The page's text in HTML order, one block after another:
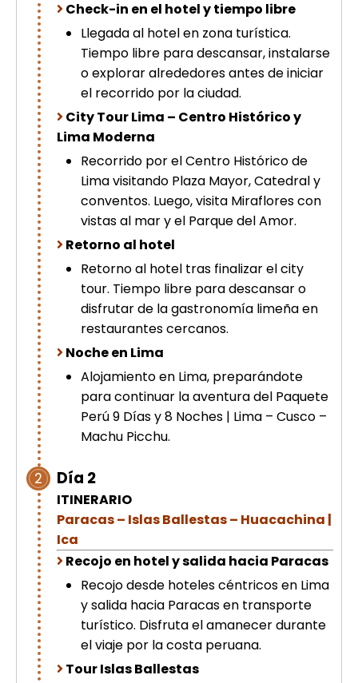
picchu
Tour de lujo Cusco 8 dias
Machupicchu + Hotel 4*
Tour Tiahuanaco desde Puno 1 día-
Puerta del Sol & Bolivia
Tour Uros Taquile 1 día | Salidas
desde Puno
Check-in en el hotel y tiempo libre
Llegada al hotel en zona turística.
Tiempo libre para descansar, instalarse
o explorar alrededores antes de iniciar
el recorrido por la ciudad.
City Tour Lima – Centro Histórico y
Lima Moderna
Recorrido por el Centro Histórico de
Lima visitando Plaza Mayor, Catedral y
conventos. Luego, visita Miraflores con
vistas al mar y el Parque del Amor.
Retorno al hotel
Retorno al hotel tras finalizar el city
tour. Tiempo libre para descansar o
disfrutar de la gastronomía limeña en
restaurantes cercanos.
Noche en Lima
Alojamiento en Lima, preparándote
para continuar la aventura del Paquete
Perú 9 Días y 8 Noches | Lima – Cusco –
Machu Picchu.
2 Día 2
ITINERARIO
Paracas – Islas Ballestas – Huacachina |
Ica
Recojo en hotel y salida hacia Paracas
Recojo desde hoteles céntricos en Lima
y salida hacia Paracas en transporte
turístico. Disfruta el amanecer durante
el viaje por la costa peruana.
Tour Islas Ballestas